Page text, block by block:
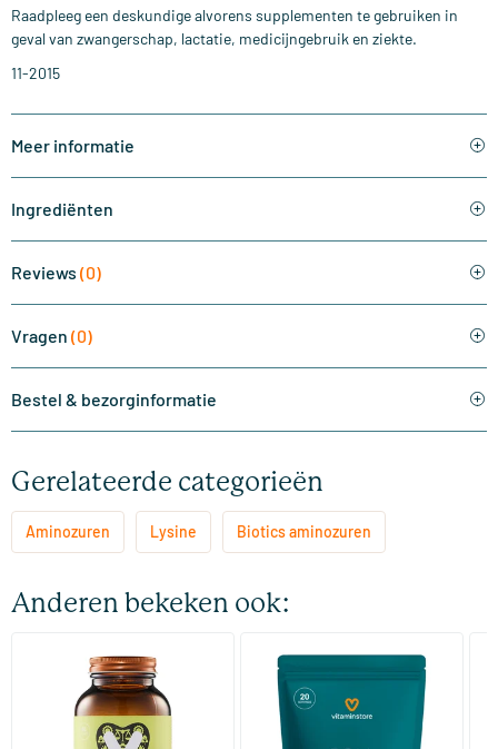
Raadpleeg een deskundige alvorens supplementen te gebruiken in
geval van zwangerschap, lactatie, medicijngebruik en ziekte.
11-2015
Meer informatie
Ingrediënten
Reviews (0)
Vragen (0)
Bestel & bezorginformatie
Gerelateerde categorieën
Aminozuren Lysine Biotics aminozuren
Anderen bekeken ook:
(9)
NAC 600 mg
60 Plantaardige capsules
(2)
BCAA
200 gram